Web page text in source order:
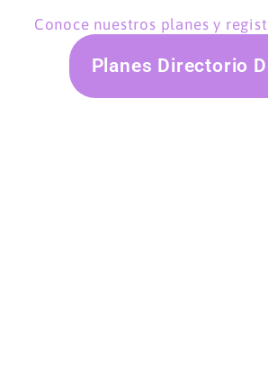
Conoce nuestros planes y
Planes Directorio